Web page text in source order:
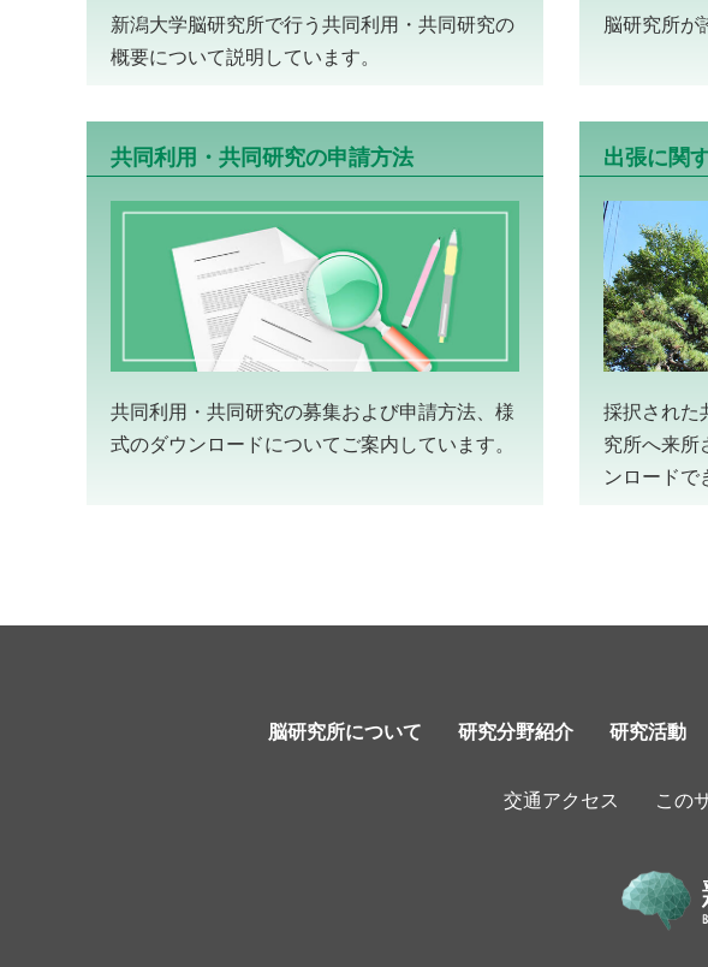
新潟大学脳研究所で行う共同利用・共同研究の
概要について説明しています。
脳研究所が
共同利用・共同研究の申請方法
共同利用・共同研究の募集および申請方法、様
式のダウンロードについてご案内しています。
出張に関
採択された
究所へ来所
ンロードで
脳研究所について 研究分野紹介 研究活動
交通アクセス この